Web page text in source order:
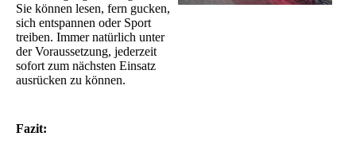
Sie können lesen, fern gucken,
sich entspannen oder Sport
treiben. Immer natürlich unter
der Voraussetzung, jederzeit
sofort zum nächsten Einsatz
ausrücken zu können.
Fazit: